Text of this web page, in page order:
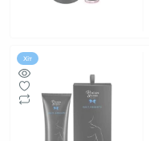
Хіт